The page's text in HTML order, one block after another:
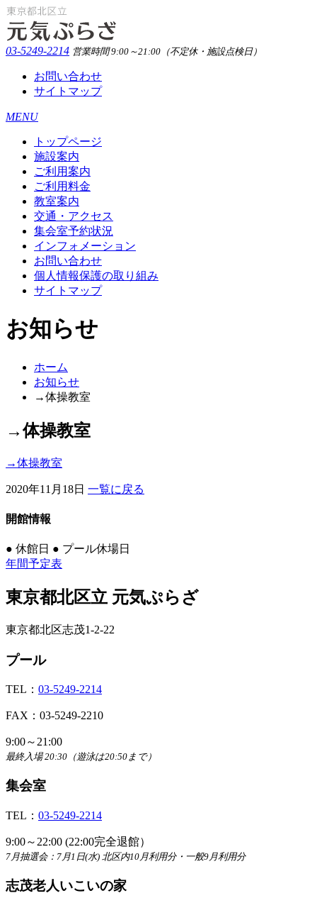
03-5249-2214 営業時間 9:00～21:00（不定休・施設点検日）
お問い合わせ
サイトマップ
MENU
トップページ
施設案内
ご利用案内
ご利用料金
教室案内
交通・アクセス
集会室予約状況
インフォメーション
お問い合わせ
個人情報保護の取り組み
サイトマップ
お知らせ
ホーム
お知らせ
→体操教室
→体操教室
→体操教室
2020年11月18日 一覧に戻る
開館情報
● 休館日 ● プール休場日
年間予定表
東京都北区立 元気ぷらざ
東京都北区志茂1-2-22
プール
TEL： 03-5249-2214
FAX：03-5249-2210
9:00～21:00
最終入場 20:30（遊泳は20:50まで）
集会室
TEL： 03-5249-2214
9:00～22:00 (22:00完全退館）
7月抽選会：7月1日(水) 北区内10月利用分・一般9月利用分
志茂老人いこいの家